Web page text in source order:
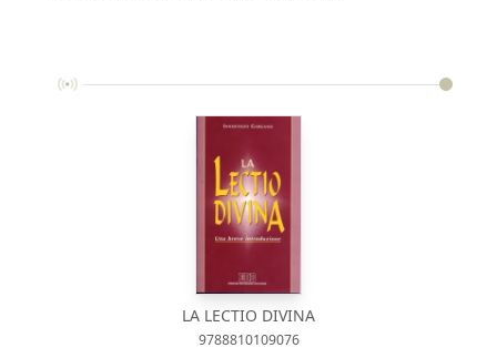
LA LECTIO DIVINA
9788810109076